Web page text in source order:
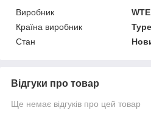
Виробник
WTE
Країна виробник
Стан
Відгуки про товар
Ще немає відгуків про цей товар